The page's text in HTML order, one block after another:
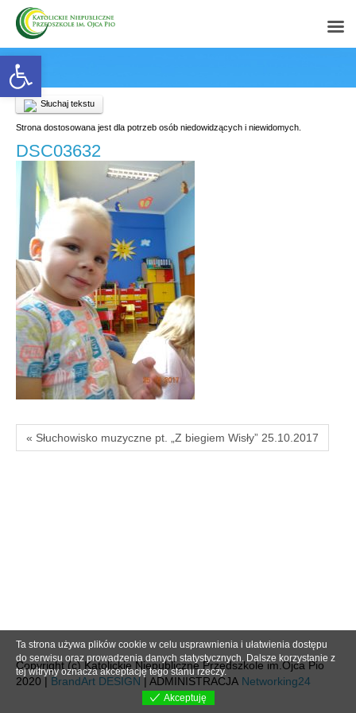
Open toolbar
Słuchaj tekstu
Strona dostosowana jest dla potrzeb osób niedowidzących i niewidomych.
DSC03632
« Słuchowisko muzyczne pt. „Z biegiem Wisły” 25.10.2017
Copyright (c) Katolickie Niepubliczne Przedszkole im.Ojca Pio
2020 | BrandArt DESIGN | ADMINISTRACJA Networking24
Ta strona używa plików cookie w celu usprawnienia i ułatwienia dostępu
do serwisu oraz prowadzenia danych statystycznych. Dalsze korzystanie z
tej witryny oznacza akceptację tego stanu rzeczy.
Akceptuję